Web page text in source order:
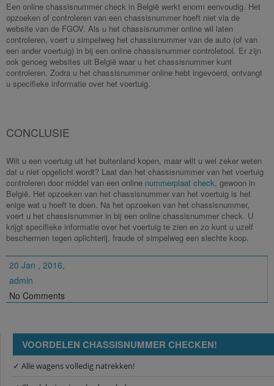
Een online chassisnummer check in België werkt enorm eenvoudig. Het
opzoeken of controleren van een chassisnummer hoeft niet via de
website van de FGOV. Als u het chassisnummer online wil laten
controleren, voert u simpelweg het chassisnummer van de auto (of van
een ander voertuig) in bij een online chassisnummer controletool. Er zijn
ook genoeg websites uit België waar u het chassisnummer kunt
controleren. Zodra u het chassisnummer online hebt ingevoerd, ontvangt
u specifieke informatie over het voertuig.
CONCLUSIE
Wilt u een voertuig uit het buitenland kopen, maar wilt u wel zeker weten
dat u niet opgelicht wordt? Laat dan het chassisnummer van het voertuig
controleren door middel van een online nummerplaat check, gewoon in
België. Het opzoeken van het chassisnummer van het voertuig is het
enige wat u hoeft te doen. Na het opzoeken van het chassisnummer,
voert u het chassisnummer in bij een online chassisnummer check. U
krijgt specifieke informatie over het voertuig te zien en zo kunt u uzelf
beschermen tegen oplichterij, fraude of simpelweg een slechte koop.
20 Jan , 2016,
admin
No Comments
VOORDELEN CHASSISNUMMER CHECKEN!
✓ Alle wagens volledig natrekken!